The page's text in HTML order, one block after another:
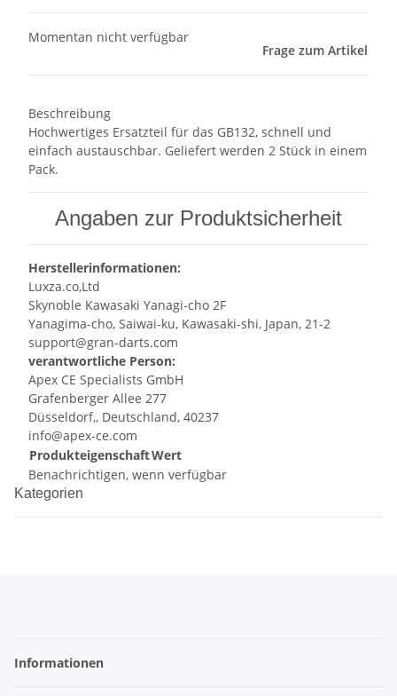
Momentan nicht verfügbar
Frage zum Artikel
Beschreibung
Hochwertiges Ersatzteil für das GB132, schnell und
einfach austauschbar. Geliefert werden 2 Stück in einem
Pack.
Angaben zur Produktsicherheit
Herstellerinformationen:
Luxza.co,Ltd
Skynoble Kawasaki Yanagi-cho 2F
Yanagima-cho, Saiwai-ku, Kawasaki-shi, Japan, 21-2
support@gran-darts.com
verantwortliche Person:
Apex CE Specialists GmbH
Grafenberger Allee 277
Düsseldorf,, Deutschland, 40237
info@apex-ce.com
ProdukteigenschaftWert
Benachrichtigen, wenn verfügbar
Kategorien
Informationen